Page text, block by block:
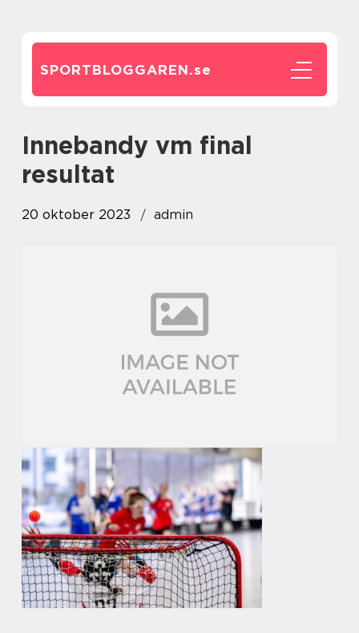
SPORTBLOGGAREN.se
innebandy vm final
resultat
20 oktober 2023 admin